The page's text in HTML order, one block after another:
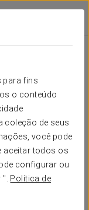
para fins
o conteúdo
coleção de seus
você pode
aceitar todos os
configurar ou
Política de